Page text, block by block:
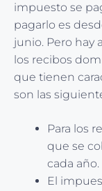
impuesto se
pagarlo es
junio. Pero hay
los recibos
que tienen
son las
Para los
que se
cada año.
El